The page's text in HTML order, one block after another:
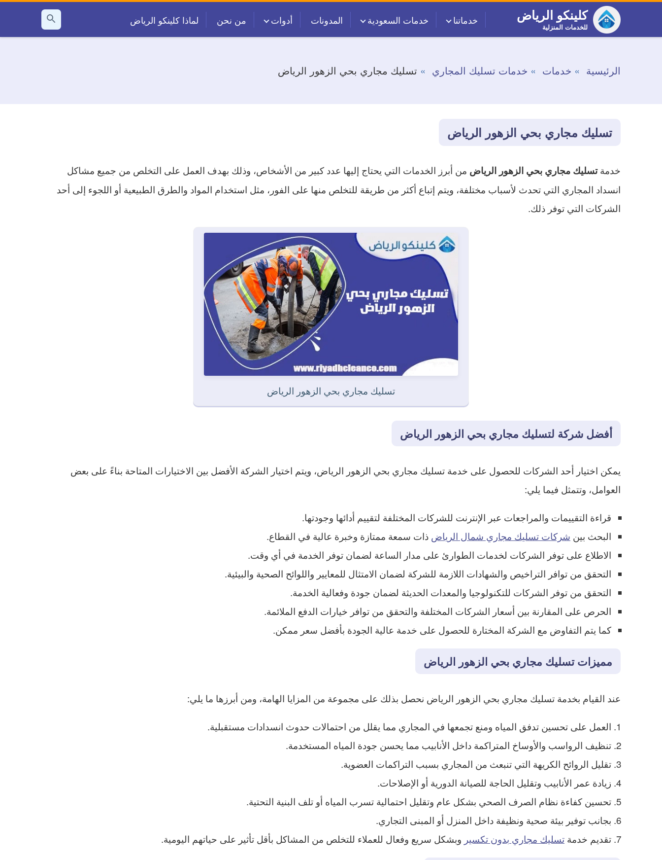
كلينكو الرياض
للخدمات المنزلية
خدماتنا خدمات السعودية المدونات أدوات من نحن لماذا كلينكو الرياض
بحث
عن
الرئيسية خدمات خدمات تسليك المجاري تسليك مجاري بحي الزهور الرياض
تسليك مجاري بحي الزهور الرياض
خدمةتسليك مجاري بحي الزهور الرياض من أبرز الخدمات التي يحتاج إليها عدد كبير من الأشخاص، وذلك بهدف العمل على التخلص من جميع مشاكل
انسداد المجاري التي تحدث لأسباب مختلفة، ويتم إتباع أكثر من طريقة للتخلص منها على الفور، مثل استخدام المواد والطرق الطبيعية أو اللجوء إلى أحد
الشركات التي توفر ذلك.
تسليك مجاري بحي الزهور الرياض
أفضل شركة لتسليك مجاري بحي الزهور الرياض
يمكن اختيار أحد الشركات للحصول على خدمة تسليك مجاري بحي الزهور الرياض، ويتم اختيار الشركة الأفضل بين الاختيارات المتاحة بناءً على بعض
العوامل، وتتمثل فيما يلي:
قراءة التقييمات والمراجعات عبر الإنترنت للشركات المختلفة لتقييم أدائها وجودتها.
البحث بين شركات تسليك مجاري شمال الرياض ذات سمعة ممتازة وخبرة عالية في القطاع.
الاطلاع على توفر الشركات لخدمات الطوارئ على مدار الساعة لضمان توفر الخدمة في أي وقت.
التحقق من توافر التراخيص والشهادات اللازمة للشركة لضمان الامتثال للمعايير واللوائح الصحية والبيئية.
التحقق من توفر الشركات للتكنولوجيا والمعدات الحديثة لضمان جودة وفعالية الخدمة.
الحرص على المقارنة بين أسعار الشركات المختلفة والتحقق من توافر خيارات الدفع الملائمة.
كما يتم التفاوض مع الشركة المختارة للحصول على خدمة عالية الجودة بأفضل سعر ممكن.
مميزات تسليك مجاري بحي الزهور الرياض
عند القيام بخدمة تسليك مجاري بحي الزهور الرياض نحصل بذلك على مجموعة من المزايا الهامة، ومن أبرزها ما يلي:
العمل على تحسين تدفق المياه ومنع تجمعها في المجاري مما يقلل من احتمالات حدوث انسدادات مستقبلية.
تنظيف الرواسب والأوساخ المتراكمة داخل الأنابيب مما يحسن جودة المياه المستخدمة.
تقليل الروائح الكريهة التي تنبعث من المجاري بسبب التراكمات العضوية.
زيادة عمر الأنابيب وتقليل الحاجة للصيانة الدورية أو الإصلاحات.
تحسين كفاءة نظام الصرف الصحي بشكل عام وتقليل احتمالية تسرب المياه أو تلف البنية التحتية.
بجانب توفير بيئة صحية ونظيفة داخل المنزل أو المبنى التجاري.
تقديم خدمة تسليك مجاري بدون تكسير وبشكل سريع وفعال للعملاء للتخلص من المشاكل بأقل تأثير على حياتهم اليومية.